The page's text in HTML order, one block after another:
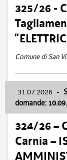
325/26 -
Comune di San
31.07.2026 -
domande:
324/26 –
Carnia –